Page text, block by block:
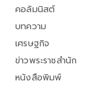
คอลัมนิสต์
บทความ
เศรษฐกิจ
ข่าวพระราชสำนัก
หนังสือพิมพ์